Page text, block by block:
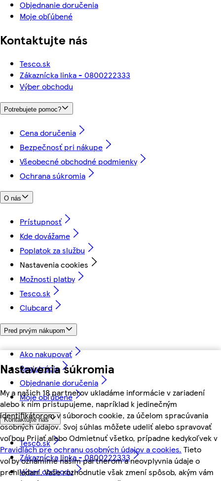
Nastavenia súkromia
My a našich 18 partnerov ukladáme informácie v zariadení
alebo k nim pristupujeme, napríklad k jedinečným
identifikátorom v súboroch cookie, za účelom spracúvania
osobných údajov. Svoj súhlas môžete udeliť alebo spravovať
voľbou Prijať alebo Odmietnuť všetko, prípadne kedykoľvek v
Pravidlách pre ochranu osobných údajov a cookies. Tieto
voľby oznámime našim partnerom a neovplyvnia údaje o
prehliadaní. Vaše rozhodnutie však zmení spôsob, akým vám
Objednanie doručenia
Moje obľúbené
Kontaktujte nás
Tesco.sk
Zákaznícka linka - 0800222333
Výber obchodu
Potrebujete pomoc?
Cena doručenia
Bezpečnosť pri nákupe
Všeobecné obchodné podmienky
Ochrana súkromia
O nás
Prístupnosť
Kde dovážame
Poplatok za službu
Nastavenia cookies
Možnosti platby
Tesco.sk
Clubcard
Pred prvým nákupom
Ako nakupovať
Registrácia
Objednanie doručenia
Moje obľúbené
Kontaktujte nás
Tesco.sk
Zákaznícka linka - 0800222333
Výber obchodu